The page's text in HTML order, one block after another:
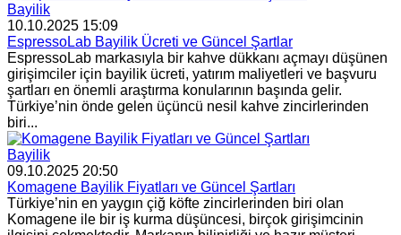
Bayilik
10.10.2025 15:09
EspressoLab Bayilik Ücreti ve Güncel Şartlar
EspressoLab markasıyla bir kahve dükkanı açmayı düşünen
girişimciler için bayilik ücreti, yatırım maliyetleri ve başvuru
şartları en önemli araştırma konularının başında gelir.
Türkiye’nin önde gelen üçüncü nesil kahve zincirlerinden
biri...
Bayilik
09.10.2025 20:50
Komagene Bayilik Fiyatları ve Güncel Şartları
Türkiye’nin en yaygın çiğ köfte zincirlerinden biri olan
Komagene ile bir iş kurma düşüncesi, birçok girişimcinin